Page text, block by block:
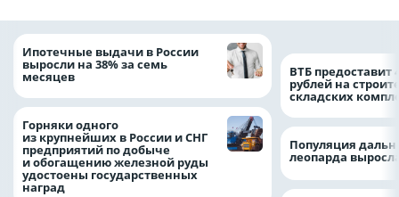
Ипотечные выдачи в России
выросли на 38% за семь
месяцев
Горняки одного
из крупнейших в России и СНГ
предприятий по добыче
и обогащению железной руды
удостоены государственных
наград
ВТБ предоставит
рублей на
складских
Популяция
леопарда